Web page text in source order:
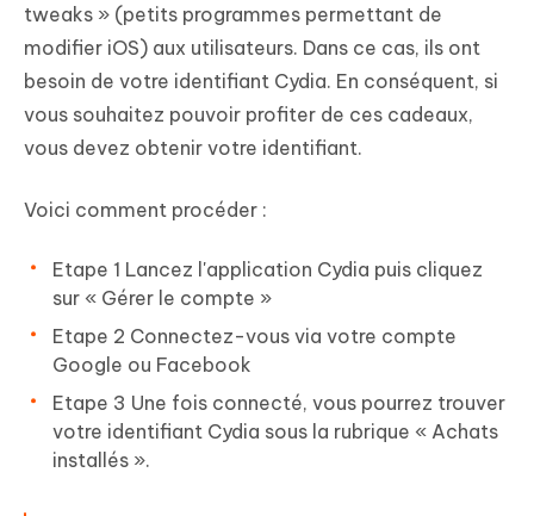
tweaks » (petits programmes permettant de
modifier iOS) aux utilisateurs. Dans ce cas, ils ont
besoin de votre identifiant Cydia. En conséquent, si
vous souhaitez pouvoir profiter de ces cadeaux,
vous devez obtenir votre identifiant.
Voici comment procéder :
Etape 1 Lancez l'application Cydia puis cliquez
sur « Gérer le compte »
Etape 2 Connectez-vous via votre compte
Google ou Facebook
Etape 3 Une fois connecté, vous pourrez trouver
votre identifiant Cydia sous la rubrique « Achats
installés ».